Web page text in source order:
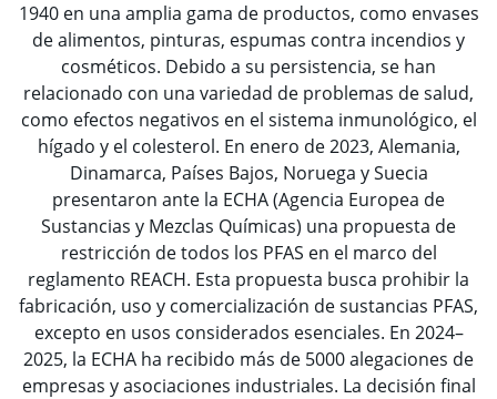
1940 en una amplia gama de productos, como envases
de alimentos, pinturas, espumas contra incendios y
cosméticos. Debido a su persistencia, se han
relacionado con una variedad de problemas de salud,
como efectos negativos en el sistema inmunológico, el
hígado y el colesterol. En enero de 2023, Alemania,
Dinamarca, Países Bajos, Noruega y Suecia
presentaron ante la ECHA (Agencia Europea de
Sustancias y Mezclas Químicas) una propuesta de
restricción de todos los PFAS en el marco del
reglamento REACH. Esta propuesta busca prohibir la
fabricación, uso y comercialización de sustancias PFAS,
excepto en usos considerados esenciales. En 2024–
2025, la ECHA ha recibido más de 5000 alegaciones de
empresas y asociaciones industriales. La decisión final